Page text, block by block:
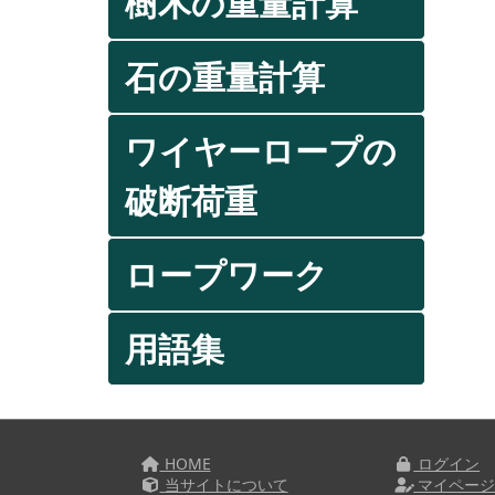
石の重量計算
ワイヤーロープの
破断荷重
ロープワーク
用語集
HOME
当サイトについて
ログイン
マイページ